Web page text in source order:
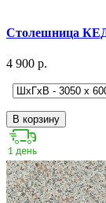
Столешница
4 900 р.
В корзину